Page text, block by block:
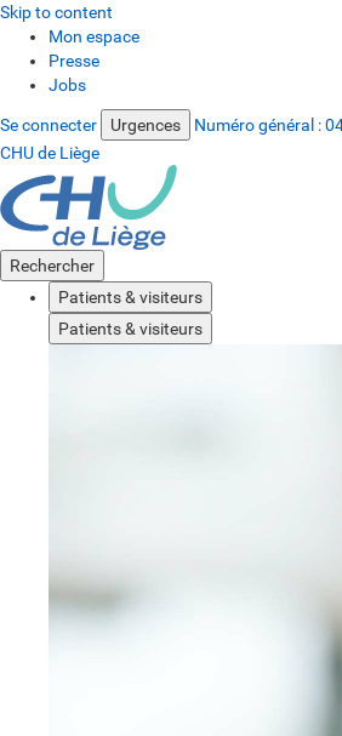
Skip to content
Mon espace
Presse
Jobs
Se connecter Urgences Numéro général :
CHU de Liège
Rechercher
Patients & visiteurs
Patients & visiteurs